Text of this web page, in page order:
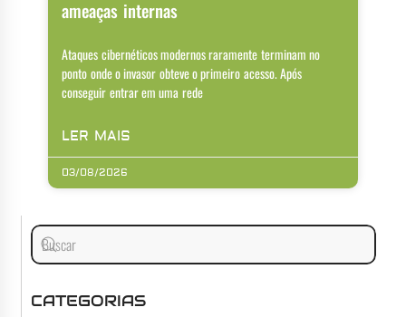
ameaças internas
Ataques cibernéticos modernos raramente terminam no
ponto onde o invasor obteve o primeiro acesso. Após
conseguir entrar em uma rede
LER MAIS
03/08/2026
CATEGORIAS